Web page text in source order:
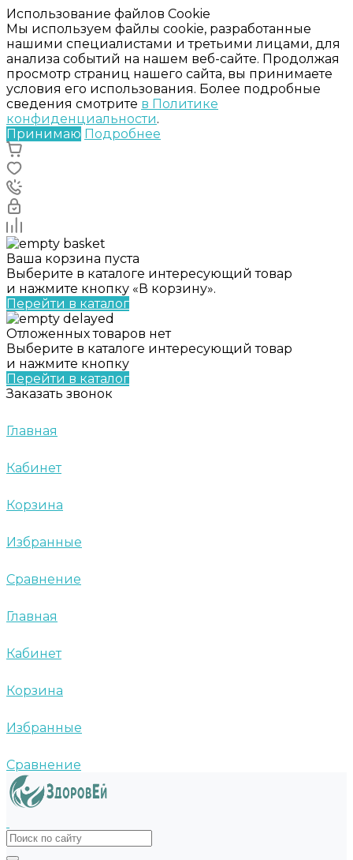
Использование файлов Cookie
Мы используем файлы cookie, разработанные
нашими специалистами и третьими лицами, для
анализа событий на нашем веб-сайте. Продолжая
просмотр страниц нашего сайта, вы принимаете
условия его использования. Более подробные
сведения смотрите в Политике
конфиденциальности.
Принимаю Подробнее
Ваша корзина пуста
Выберите в каталоге интересующий товар
и нажмите кнопку «В корзину».
Перейти в каталог
Отложенных товаров нет
Выберите в каталоге интересующий товар
и нажмите кнопку
Перейти в каталог
Заказать звонок
Главная
Кабинет
Корзина
Избранные
Сравнение
Главная
Кабинет
Корзина
Избранные
Сравнение